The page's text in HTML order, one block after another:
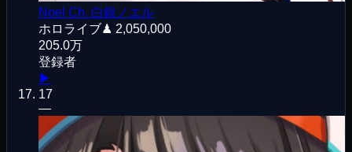
Noel Ch. 白銀ノエル
ホロライブ♟ 2,050,000
205.0万
登録者
▶
17
—